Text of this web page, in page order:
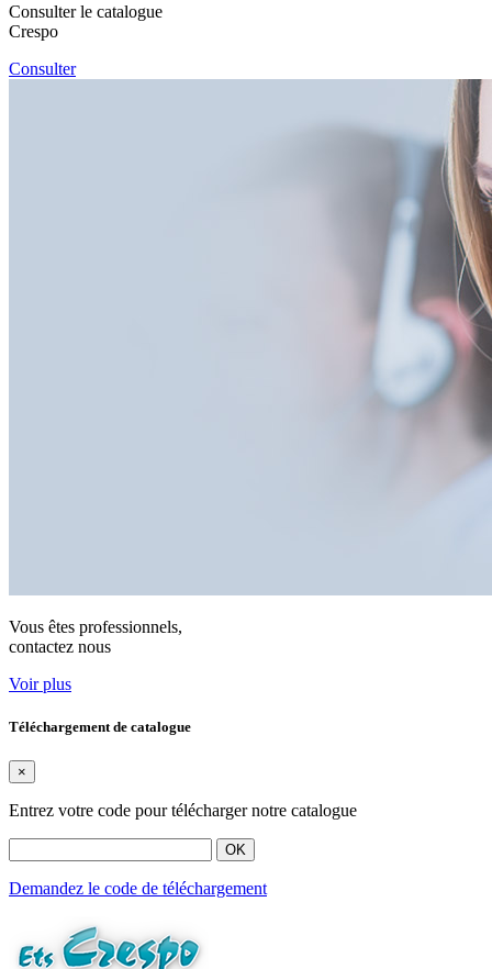
Consulter le catalogue
Crespo
Consulter
Vous êtes professionnels,
contactez nous
Voir plus
Téléchargement de catalogue
×
Entrez votre code pour télécharger notre catalogue
OK
Demandez le code de téléchargement